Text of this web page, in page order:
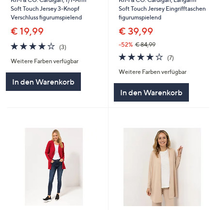
Soft Touch Jersey 3-Knopf
Verschluss figurumspielend
€ 19,99
4.0
von
5
(3)
Weitere Farben verfügbar
In den Warenkorb
Soft Touch Jersey Eingrifftaschen
figurumspielend
€ 39,99
-52% € 84,99
3.9
von
5
(7)7
Weitere Farben verfügbar
In den Warenkorb